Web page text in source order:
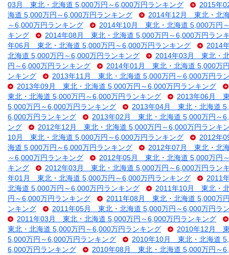
03月 東北・北海道 5,000万円～6,000万円ランキング
2015年
海道 5,000万円～6,000万円ランキング
2014年12月 東北・北
～6,000万円ランキング
2014年10月 東北・北海道 5,000万円
キング
2014年08月 東北・北海道 5,000万円～6,000万円ラン
年06月 東北・北海道 5,000万円～6,000万円ランキング
2014
北海道 5,000万円～6,000万円ランキング
2014年03月 東北・
円～6,000万円ランキング
2014年01月 東北・北海道 5,000万
ンキング
2013年11月 東北・北海道 5,000万円～6,000万円ラ
2013年09月 東北・北海道 5,000万円～6,000万円ランキング
東北・北海道 5,000万円～6,000万円ランキング
2013年06月 東
5,000万円～6,000万円ランキング
2013年04月 東北・北海道
6,000万円ランキング
2013年02月 東北・北海道 5,000万円～
ング
2012年12月 東北・北海道 5,000万円～6,000万円ランキ
10月 東北・北海道 5,000万円～6,000万円ランキング
2012年
海道 5,000万円～6,000万円ランキング
2012年07月 東北・北
～6,000万円ランキング
2012年05月 東北・北海道 5,000万円
キング
2012年03月 東北・北海道 5,000万円～6,000万円ラン
年01月 東北・北海道 5,000万円～6,000万円ランキング
2011
北海道 5,000万円～6,000万円ランキング
2011年10月 東北・
円～6,000万円ランキング
2011年08月 東北・北海道 5,000万
ンキング
2011年05月 東北・北海道 5,000万円～6,000万円ラ
2011年03月 東北・北海道 5,000万円～6,000万円ランキング
東北・北海道 5,000万円～6,000万円ランキング
2010年12月 東
5,000万円～6,000万円ランキング
2010年10月 東北・北海道
6,000万円ランキング
2010年08月 東北・北海道 5,000万円～